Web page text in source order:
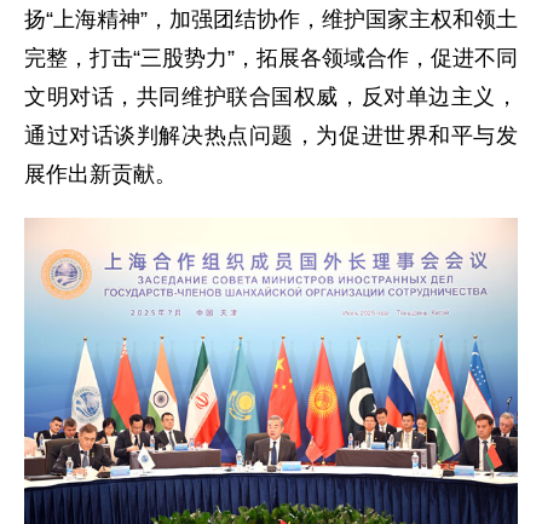
扬“上海精神”，加强团结协作，维护国家主权和领土
完整，打击“三股势力”，拓展各领域合作，促进不同
文明对话，共同维护联合国权威，反对单边主义，
通过对话谈判解决热点问题，为促进世界和平与发
展作出新贡献。